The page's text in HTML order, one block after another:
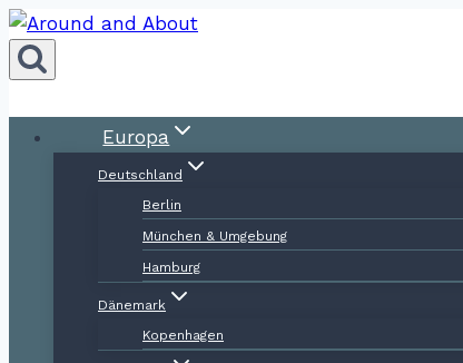
Zum
Inhalt
springen
Europa
Deutschland
Berlin
München & Umgebung
Hamburg
Dänemark
Kopenhagen